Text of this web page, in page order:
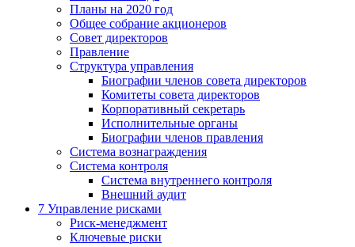
Планы на 2020 год
Общее собрание акционеров
Совет директоров
Правление
Структура управления
Биографии членов совета директоров
Комитеты совета директоров
Корпоративный секретарь
Исполнительные органы
Биографии членов правления
Система вознаграждения
Система контроля
Система внутреннего контроля
Внешний аудит
7 Управление рисками
Риск-менеджмент
Ключевые риски